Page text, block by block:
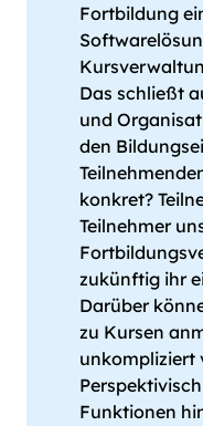
Fortbildung
Das schließt
und
den
konkret?
Teilnehmer
zukünftig ihr
Darüber
zu Kursen
unkompliziert
Funktionen